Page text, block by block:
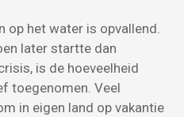
op het water is opvallend.
later startte dan
is de hoeveelheid
toegenomen. Veel
in eigen land op vakantie